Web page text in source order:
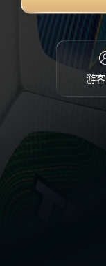
游